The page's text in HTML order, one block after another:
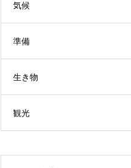
気候
準備
生き物
観光